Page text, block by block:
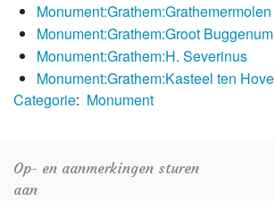
Verenigingsinfo
Monument:Grathem:Grathemermolen
Monument:Grathem:Groot Buggenum
Monument:Grathem:H. Severinus
Monument:Grathem:Kasteel ten Hove
Categorie: Monument
Op- en aanmerkingen sturen
aan